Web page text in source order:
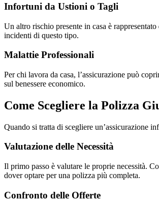
Infortuni da Ustioni o Tagli
Un altro rischio presente in casa è
incidenti di questo tipo.
Malattie Professionali
Per chi lavora da casa, l’assicurazione può
sul benessere economico.
Come Scegliere la Polizza
Quando si tratta di scegliere un’assicurazione
Valutazione delle Necessità
Il primo passo è valutare le proprie necessità.
dover optare per una polizza più completa.
Confronto delle Offerte